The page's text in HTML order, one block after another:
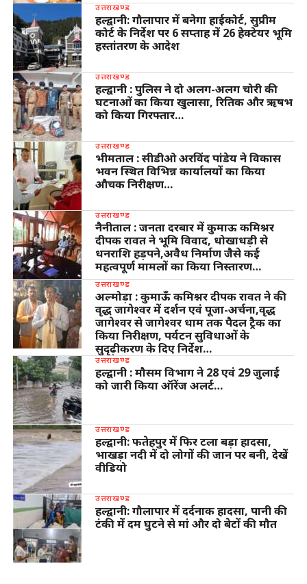
उत्तराखण्ड
हल्द्वानी: गौलापार में बनेगा हाईकोर्ट, सुप्रीम
कोर्ट के निर्देश पर 6 सप्ताह में 26 हेक्टेयर भूमि
हस्तांतरण के आदेश
उत्तराखण्ड
हल्द्वानी : पुलिस ने दो अलग-अलग चोरी की
घटनाओं का किया खुलासा, रितिक और ऋषभ
को किया गिरफ्तार…
उत्तराखण्ड
भीमताल : सीडीओ अरविंद पांडेय ने विकास
भवन स्थित विभिन्न कार्यालयों का किया
औचक निरीक्षण…
उत्तराखण्ड
नैनीताल : जनता दरबार में कुमाऊ कमिश्नर
दीपक रावत ने भूमि विवाद, धोखाधड़ी से
धनराशि हड़पने,अवैध निर्माण जैसे कई
महत्वपूर्ण मामलों का किया निस्तारण…
उत्तराखण्ड
अल्मोड़ा : कुमाऊँ कमिश्नर दीपक रावत ने की
वृद्ध जागेश्वर में दर्शन एवं पूजा-अर्चना,वृद्ध
जागेश्वर से जागेश्वर धाम तक पैदल ट्रैक का
किया निरीक्षण, पर्यटन सुविधाओं के
सुदृढ़ीकरण के दिए निर्देश…
उत्तराखण्ड
हल्द्वानी : मौसम विभाग ने 28 एवं 29 जुलाई
को जारी किया ऑरेंज अलर्ट…
उत्तराखण्ड
हल्द्वानी: फतेहपुर में फिर टला बड़ा हादसा,
भाखड़ा नदी में दो लोगों की जान पर बनी, देखें
वीडियो
उत्तराखण्ड
हल्द्वानी: गौलापार में दर्दनाक हादसा, पानी की
टंकी में दम घुटने से मां और दो बेटों की मौत